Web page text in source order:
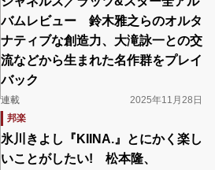
バムレビュー 鈴木雅之らのオルタ
ナティブな創造力、大滝詠一との交
流などから生まれた名作群をプレイ
バック
連載
2025年11月28日
邦楽
氷川きよし『KIINA.』とにかく楽し
いことがしたい! 松本隆、